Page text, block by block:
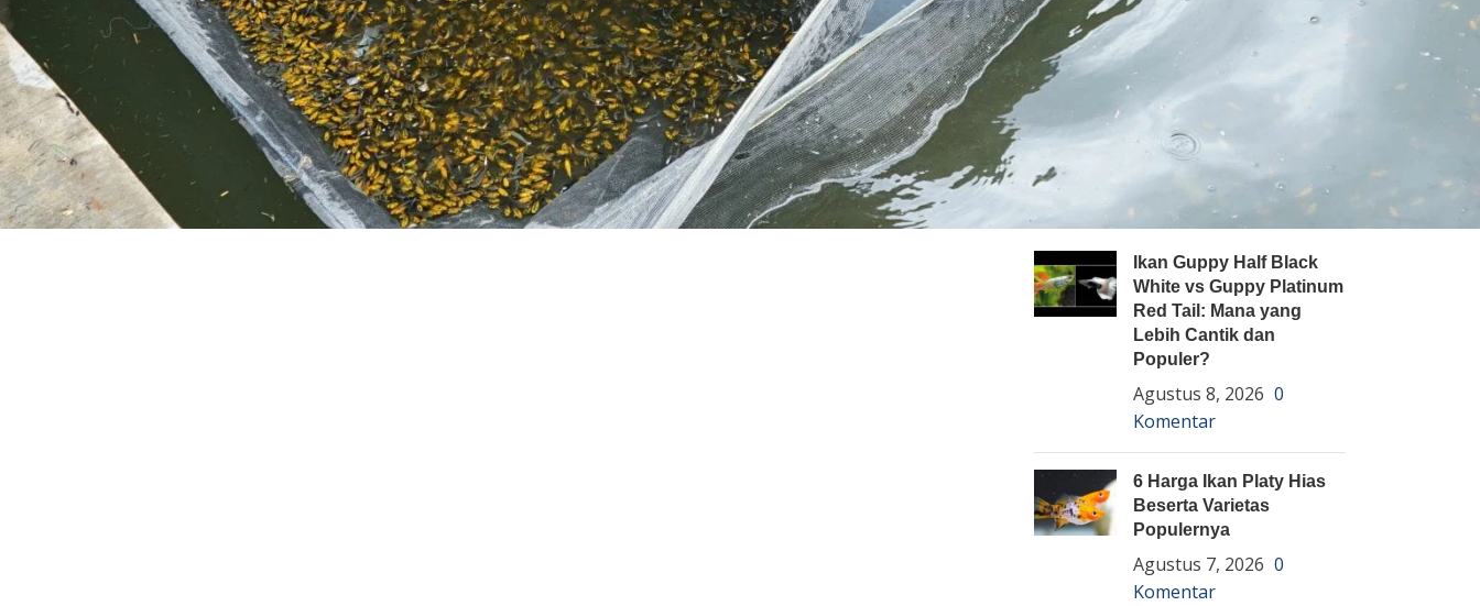
Informasi Lain
Pembenihan Ikan
Pembesaran Ikan
Penyakit Ikan
Teknologi dan Inovasi
ARTIKEL TERBARU
Ikan Guppy Half Black
White vs Guppy Platinum
Red Tail: Mana yang
Lebih Cantik dan
Populer?
Agustus 8, 2026 0
Komentar
6 Harga Ikan Platy Hias
Beserta Varietas
Populernya
Agustus 7, 2026 0
Komentar